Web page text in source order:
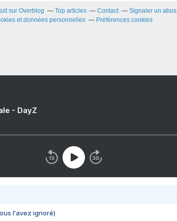
sur Overblog Top articles Contact Signaler un abus
et données personnelles
Préférences cookies
- DayZ
l'avez ignoré)